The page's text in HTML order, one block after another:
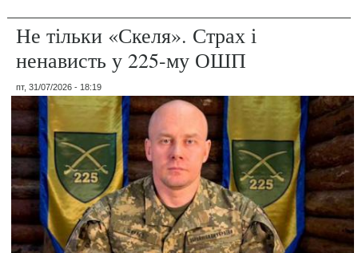
Не тільки «Скеля». Страх і
ненависть у 225-му ОШП
пт, 31/07/2026 - 18:19